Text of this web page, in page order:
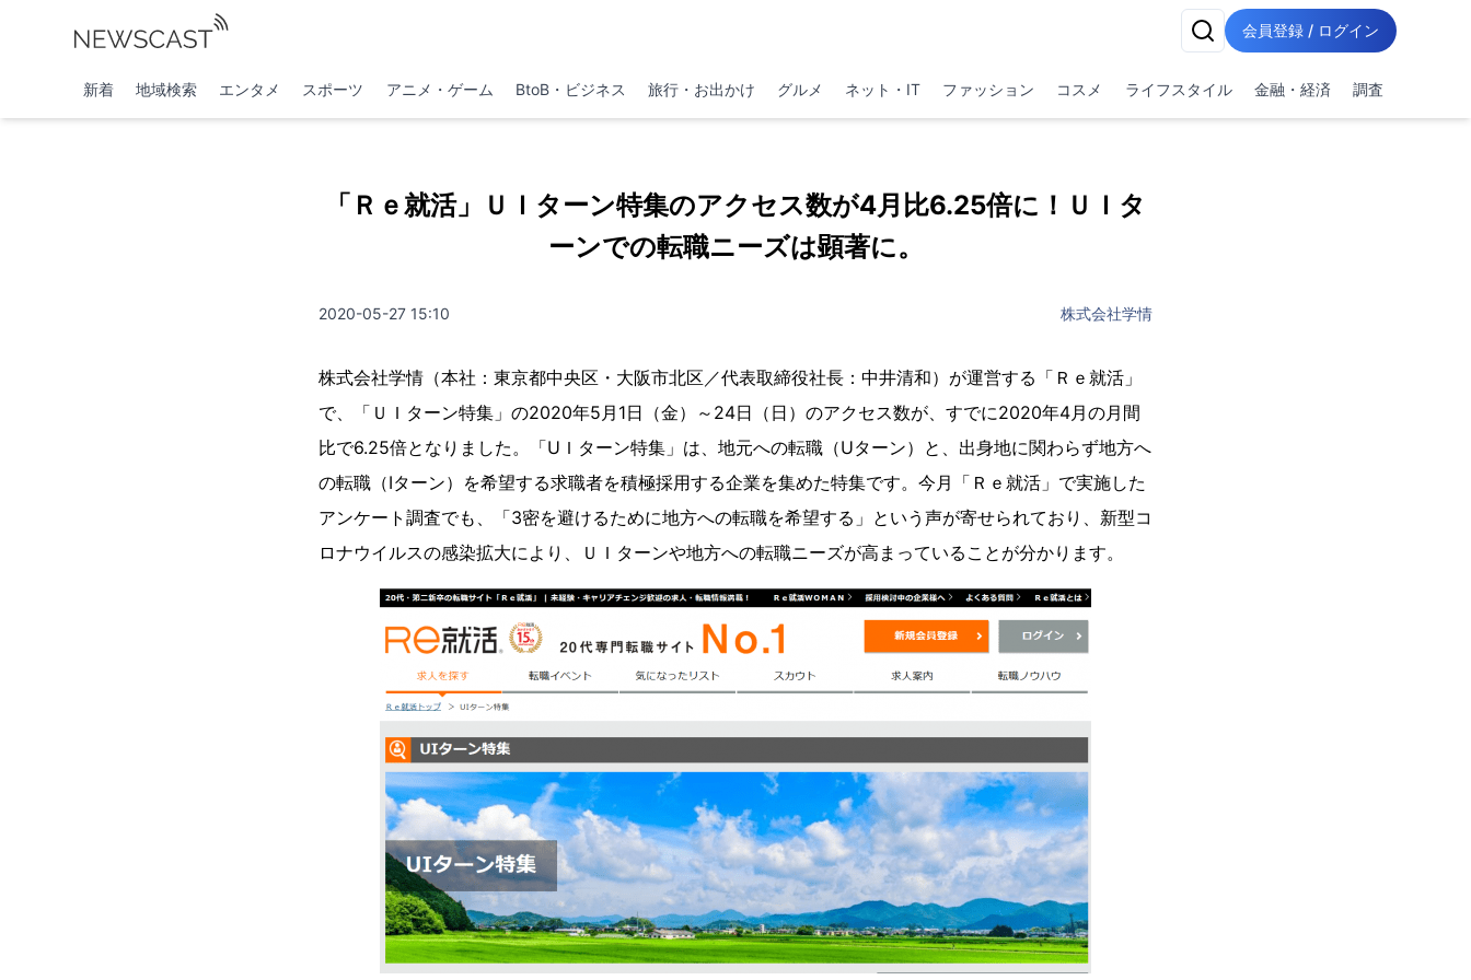
会員登録 / ログイン
新着 地域検索 エンタメ スポーツ アニメ・ゲーム BtoB・ビジネス 旅行・お出かけ グルメ ネット・IT ファッション コスメ ライフスタイル 金融・経済 調査
「Ｒｅ就活」ＵＩターン特集のアクセス数が4月比6.25倍に！ＵＩタ
ーンでの転職ニーズは顕著に。
2020-05-27 15:10 株式会社学情
株式会社学情（本社：東京都中央区・大阪市北区／代表取締役社長：中井清和）が運営する「Ｒｅ就活」
で、「ＵＩターン特集」の2020年5⽉1日（金）～24日（日）のアクセス数が、すでに2020年4⽉の月間
⽐で6.25倍となりました。「UＩターン特集」は、地元への転職（Uターン）と、出身地に関わらず地方へ
の転職（Iターン）を希望する求職者を積極採用する企業を集めた特集です。今月「Ｒｅ就活」で実施した
アンケート調査でも、「3密を避けるために地方への転職を希望する」という声が寄せられており、新型コ
ロナウイルスの感染拡大により、ＵＩターンや地方への転職ニーズが高まっていることが分かります。